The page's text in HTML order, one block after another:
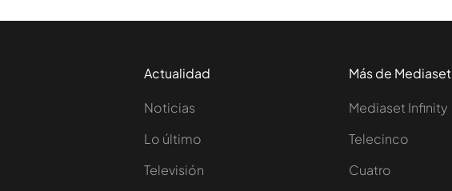
Actualidad
Noticias
Lo último
Televisión
Más de Mediaset
Mediaset Infinity
Telecinco
Cuatro